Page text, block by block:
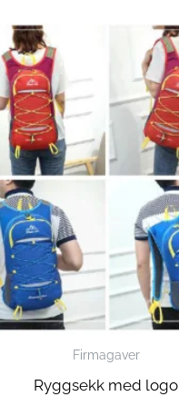
Firmagaver
Ryggsekk med logo